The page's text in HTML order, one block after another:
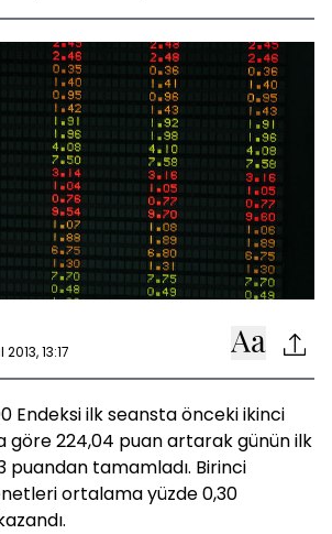
2013, 13:17
Endeksi ilk seansta önceki ikinci
göre 224,04 puan artarak günün ilk
puandan tamamladı. Birinci
ortalama yüzde 0,30